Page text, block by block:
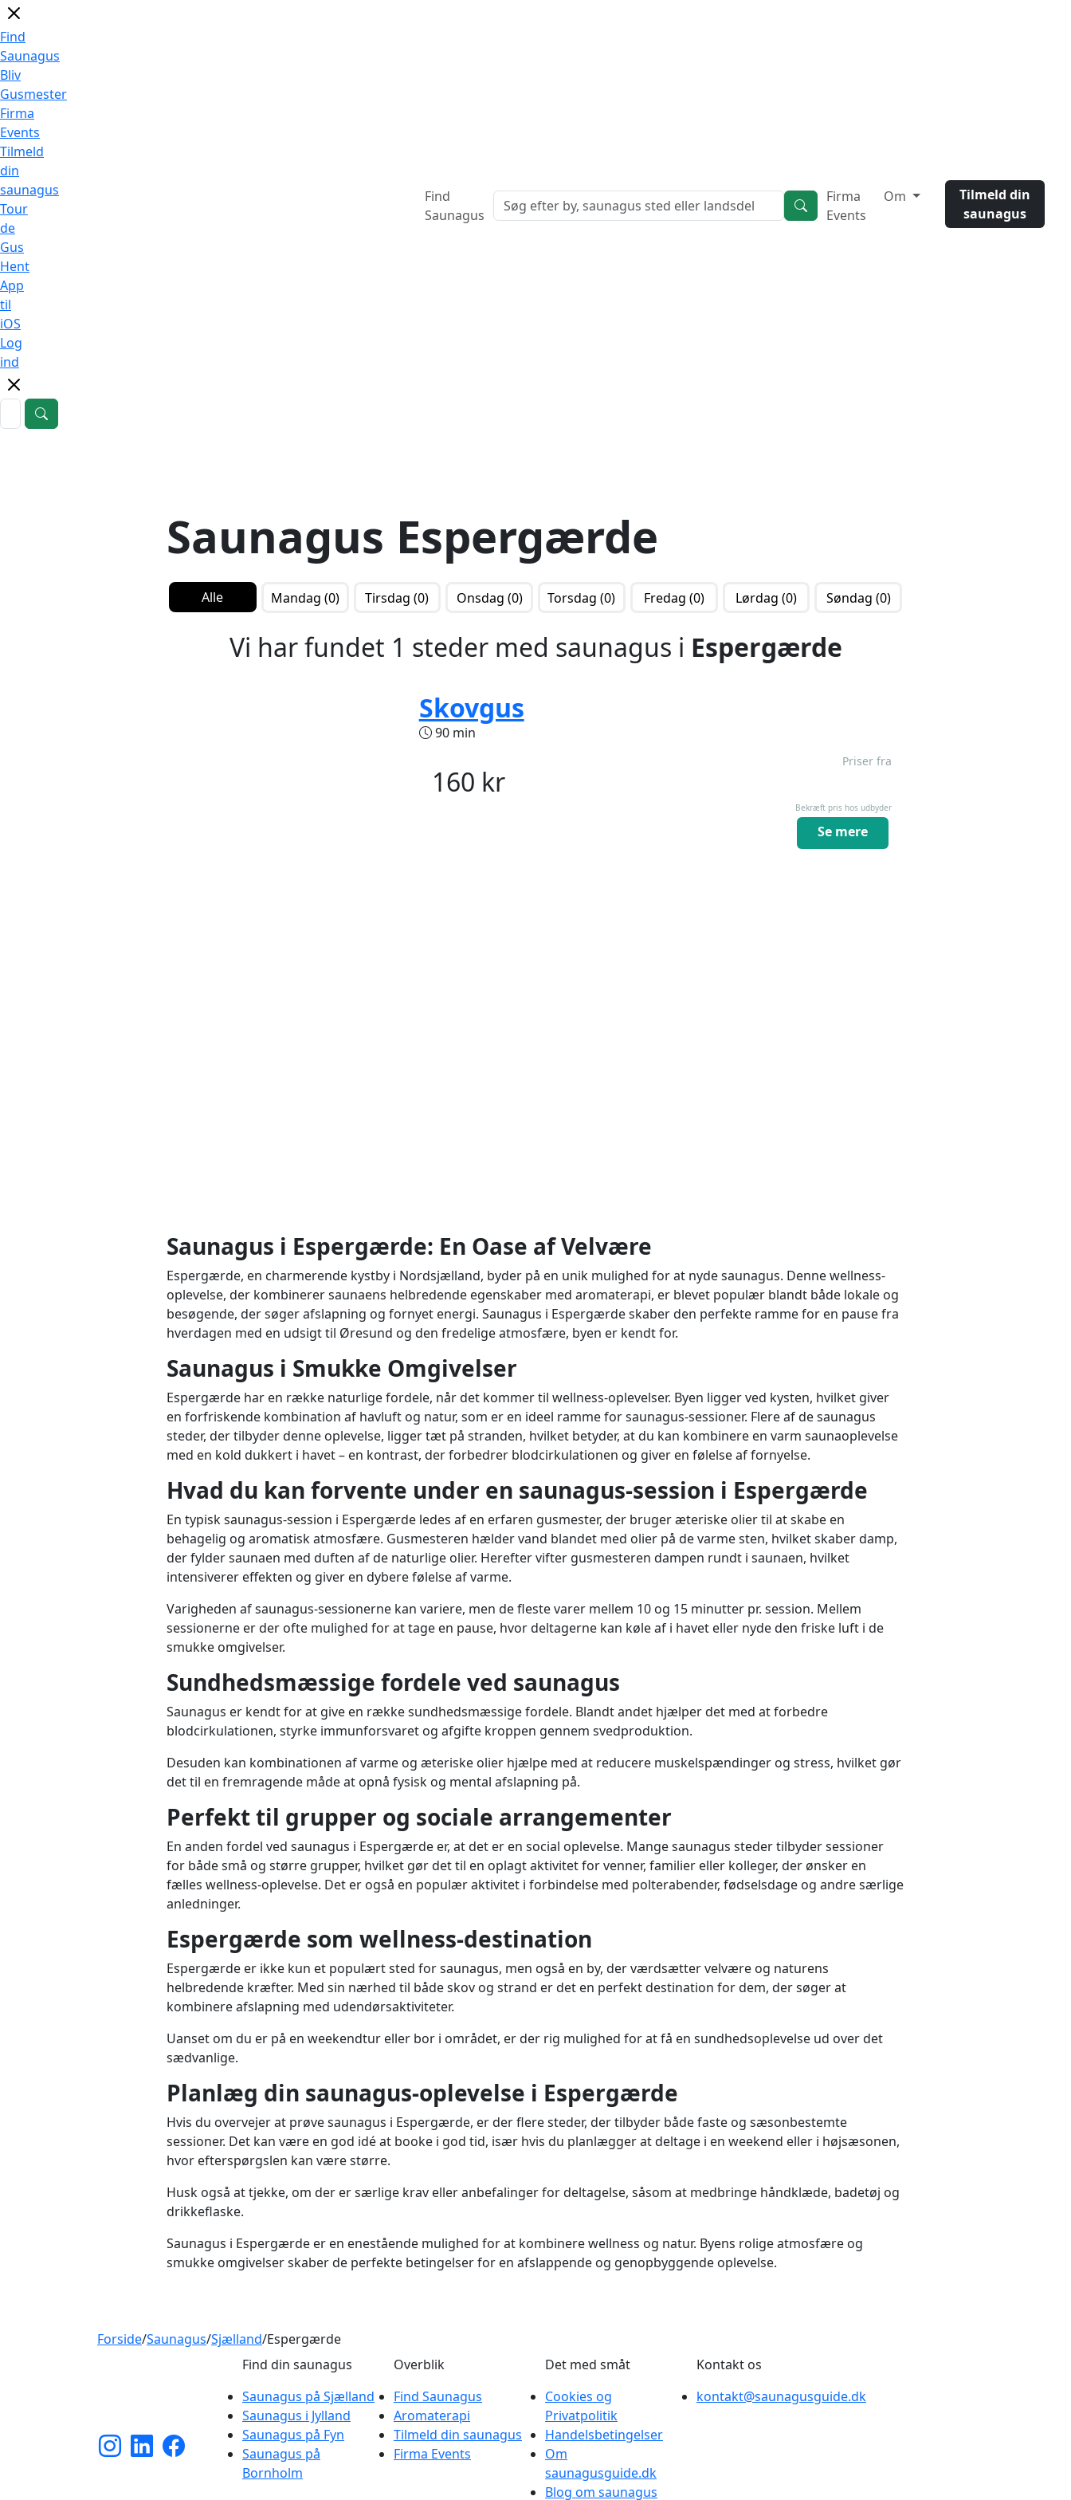
Find
Saunagus
Firma
Events
Om
Tilmeld din
saunagus
Find
Saunagus
Bliv
Gusmester
Firma
Events
Tilmeld
din
saunagus
Tour
de
Gus
Hent
App
til
iOS
Log
ind
Saunagus Espergærde
Alle Mandag (0) Tirsdag (0) Onsdag (0) Torsdag (0) Fredag (0) Lørdag (0) Søndag (0)
Vi har fundet 1 steder med saunagus i Espergærde
Skovgus
90 min
Priser fra
160 kr
Bekræft pris hos udbyder
Se mere
Saunagus i Espergærde: En Oase af Velvære
Espergærde, en charmerende kystby i Nordsjælland, byder på en unik mulighed for at nyde saunagus. Denne wellness-
oplevelse, der kombinerer saunaens helbredende egenskaber med aromaterapi, er blevet populær blandt både lokale og
besøgende, der søger afslapning og fornyet energi. Saunagus i Espergærde skaber den perfekte ramme for en pause fra
hverdagen med en udsigt til Øresund og den fredelige atmosfære, byen er kendt for.
Saunagus i Smukke Omgivelser
Espergærde har en række naturlige fordele, når det kommer til wellness-oplevelser. Byen ligger ved kysten, hvilket giver
en forfriskende kombination af havluft og natur, som er en ideel ramme for saunagus-sessioner. Flere af de saunagus
steder, der tilbyder denne oplevelse, ligger tæt på stranden, hvilket betyder, at du kan kombinere en varm saunaoplevelse
med en kold dukkert i havet – en kontrast, der forbedrer blodcirkulationen og giver en følelse af fornyelse.
Hvad du kan forvente under en saunagus-session i Espergærde
En typisk saunagus-session i Espergærde ledes af en erfaren gusmester, der bruger æteriske olier til at skabe en
behagelig og aromatisk atmosfære. Gusmesteren hælder vand blandet med olier på de varme sten, hvilket skaber damp,
der fylder saunaen med duften af de naturlige olier. Herefter vifter gusmesteren dampen rundt i saunaen, hvilket
intensiverer effekten og giver en dybere følelse af varme.
Varigheden af saunagus-sessionerne kan variere, men de fleste varer mellem 10 og 15 minutter pr. session. Mellem
sessionerne er der ofte mulighed for at tage en pause, hvor deltagerne kan køle af i havet eller nyde den friske luft i de
smukke omgivelser.
Sundhedsmæssige fordele ved saunagus
Saunagus er kendt for at give en række sundhedsmæssige fordele. Blandt andet hjælper det med at forbedre
blodcirkulationen, styrke immunforsvaret og afgifte kroppen gennem svedproduktion.
Desuden kan kombinationen af varme og æteriske olier hjælpe med at reducere muskelspændinger og stress, hvilket gør
det til en fremragende måde at opnå fysisk og mental afslapning på.
Perfekt til grupper og sociale arrangementer
En anden fordel ved saunagus i Espergærde er, at det er en social oplevelse. Mange saunagus steder tilbyder sessioner
for både små og større grupper, hvilket gør det til en oplagt aktivitet for venner, familier eller kolleger, der ønsker en
fælles wellness-oplevelse. Det er også en populær aktivitet i forbindelse med polterabender, fødselsdage og andre særlige
anledninger.
Espergærde som wellness-destination
Espergærde er ikke kun et populært sted for saunagus, men også en by, der værdsætter velvære og naturens
helbredende kræfter. Med sin nærhed til både skov og strand er det en perfekt destination for dem, der søger at
kombinere afslapning med udendørsaktiviteter.
Uanset om du er på en weekendtur eller bor i området, er der rig mulighed for at få en sundhedsoplevelse ud over det
sædvanlige.
Planlæg din saunagus-oplevelse i Espergærde
Hvis du overvejer at prøve saunagus i Espergærde, er der flere steder, der tilbyder både faste og sæsonbestemte
sessioner. Det kan være en god idé at booke i god tid, især hvis du planlægger at deltage i en weekend eller i højsæsonen,
hvor efterspørgslen kan være større.
Husk også at tjekke, om der er særlige krav eller anbefalinger for deltagelse, såsom at medbringe håndklæde, badetøj og
drikkeflaske.
Saunagus i Espergærde er en enestående mulighed for at kombinere wellness og natur. Byens rolige atmosfære og
smukke omgivelser skaber de perfekte betingelser for en afslappende og genopbyggende oplevelse.
Forside/Saunagus/Sjælland/Espergærde
Find din saunagus
Saunagus på Sjælland
Saunagus i Jylland
Saunagus på Fyn
Saunagus på
Bornholm
Overblik
Find Saunagus
Aromaterapi
Tilmeld din saunagus
Firma Events
Det med småt
Cookies og
Privatpolitik
Handelsbetingelser
Om
saunagusguide.dk
Blog om saunagus
Kontakt os
kontakt@saunagusguide.dk